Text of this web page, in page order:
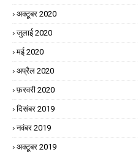
अक्टूबर 2020
जुलाई 2020
मई 2020
अप्रैल 2020
फ़रवरी 2020
दिसंबर 2019
नवंबर 2019
अक्टूबर 2019